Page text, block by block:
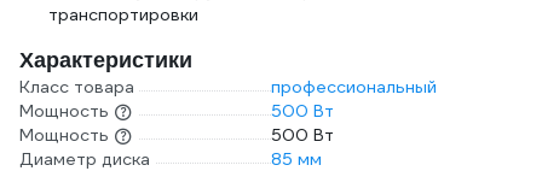
транспортировки
Характеристики
Класс товара
профессиональный
Мощность
500 Вт
Мощность
500 Вт
Диаметр диска
85 мм